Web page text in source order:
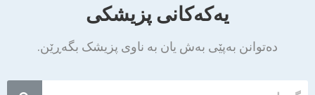
یەکەکانی پزیشکی
دەتوانن بەپێی بەش یان بە ناوی پزیشک بگەڕێن.